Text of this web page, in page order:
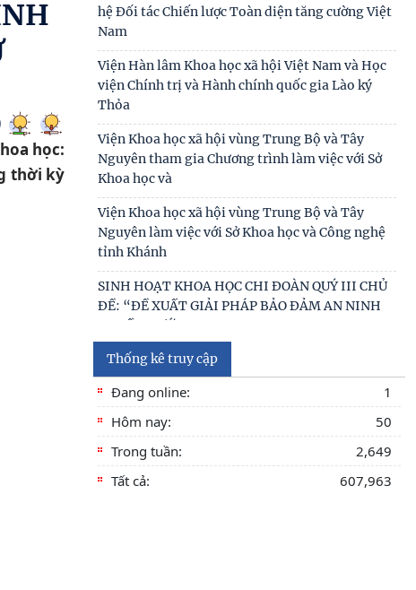
học:
thời kỳ
Nguyên đóng góp luận cứ khoa học để hoàn
thiện cơ chế
KHẢO SÁT VÀ TƯ VẤN PHÁT TRIỂN DU LỊCH
CỘNG ĐỒNG TẠI XÃ THƯỢNG ĐỨC, THÀNH PHỐ
ĐÀ NẴNG
Tọa đàm khoa học “Hát bội trong đời sống văn
hóa cư dân vùng Nam Trung Bộ”
Kinh nghiệm quốc tế về kinh tế di sản và hàm ý
giải pháp góp phần xây dựng Công viên địa chất
Phú
Bảo tồn, phát huy giá trị di sản văn hóa gắn với
phát triển du lịch bền vững ở tỉnh Đắk Lắk
Thống kê truy cập
Đang online:
1
Hôm nay:
50
Trong tuần:
2,649
Tất cả:
607,963